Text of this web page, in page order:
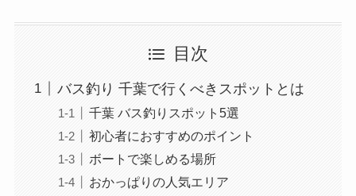
目次
バス釣り 千葉で行くべきスポットとは
千葉 バス釣りスポット5選
初心者におすすめのポイント
ボートで楽しめる場所
おかっぱりの人気エリア